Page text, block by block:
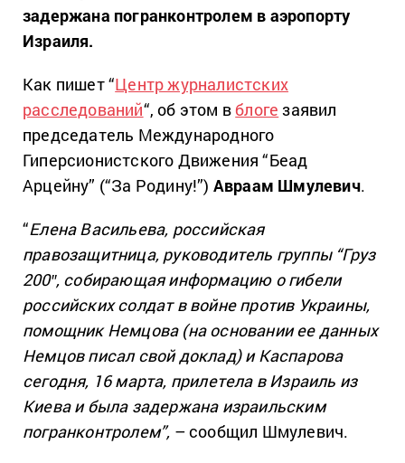
задержана погранконтролем в аэропорту
Израиля.
Как пишет “Центр журналистских
расследований“, об этом вблоге заявил
председатель Международного
Гиперсионистского Движения “Беад
Арцейну” (“За Родину!”) Авраам Шмулевич.
“Елена Васильева, российская
правозащитница, руководитель группы “Груз
200″, собирающая информацию о гибели
российских солдат в войне против Украины,
помощник Немцова (на основании ее данных
Немцов писал свой доклад) и Каспарова
сегодня, 16 марта, прилетела в Израиль из
Киева и была задержана израильским
погранконтролем”, – сообщил Шмулевич.